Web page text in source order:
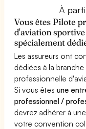
À
Vous êtes Pilote
d'aviation
spécialement
Les assureurs ont
dédiées à la
professionnelle
Si vous êtesune
professionnel /
devrez adhérer à
votre convention